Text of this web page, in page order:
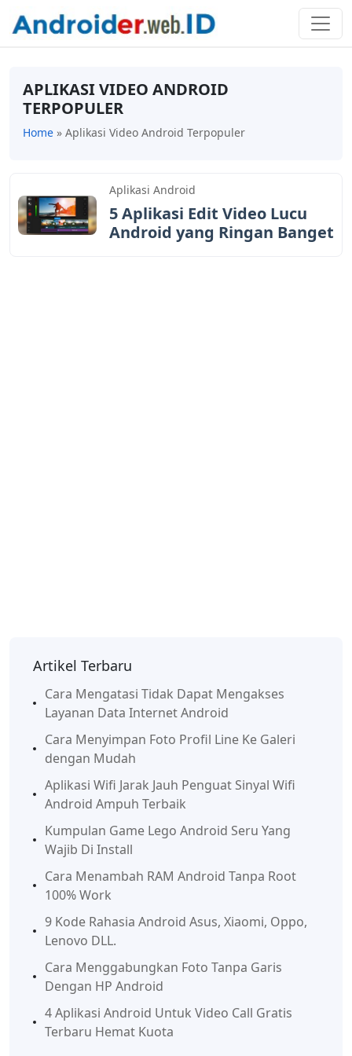
APLIKASI VIDEO ANDROID
TERPOPULER
Home » Aplikasi Video Android Terpopuler
Aplikasi Android
5 Aplikasi Edit Video Lucu
Android yang Ringan Banget
Artikel Terbaru
Cara Mengatasi Tidak Dapat Mengakses
Layanan Data Internet Android
Cara Menyimpan Foto Profil Line Ke Galeri
dengan Mudah
Aplikasi Wifi Jarak Jauh Penguat Sinyal Wifi
Android Ampuh Terbaik
Kumpulan Game Lego Android Seru Yang
Wajib Di Install
Cara Menambah RAM Android Tanpa Root
100% Work
9 Kode Rahasia Android Asus, Xiaomi, Oppo,
Lenovo DLL.
Cara Menggabungkan Foto Tanpa Garis
Dengan HP Android
4 Aplikasi Android Untuk Video Call Gratis
Terbaru Hemat Kuota